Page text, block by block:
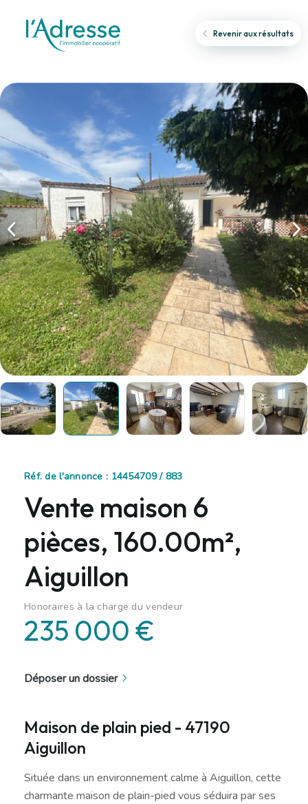
Revenir aux résultats
Réf. de l'annonce : 14454709 / 883
Vente maison 6
pièces, 160.00m²,
Aiguillon
Honoraires à la charge du vendeur
235 000 €
Déposer un dossier
Maison de plain pied - 47190
Aiguillon
Située dans un environnement calme à Aiguillon, cette
charmante maison de plain-pied vous séduira par ses